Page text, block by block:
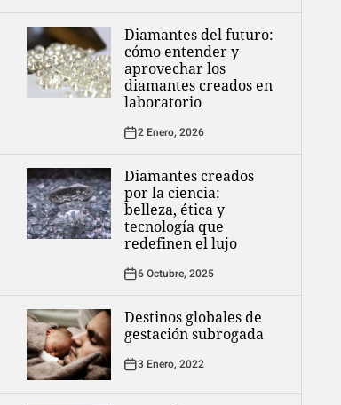
Diamantes del futuro:
cómo entender y
aprovechar los
diamantes creados en
laboratorio
2 Enero, 2026
Diamantes creados
por la ciencia:
belleza, ética y
tecnología que
redefinen el lujo
6 Octubre, 2025
Destinos globales de
gestación subrogada
3 Enero, 2022